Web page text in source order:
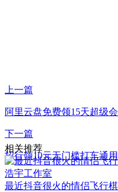
上一篇
阿里云盘免费领15天超级
下一篇
招行领10元无门槛打车通
相关推荐
最近抖音很火的情侣飞行